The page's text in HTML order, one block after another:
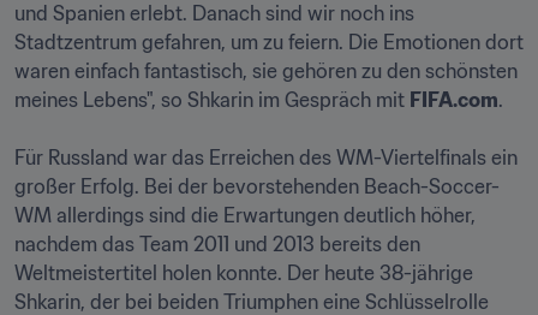
und Spanien erlebt. Danach sind wir noch ins
Stadtzentrum gefahren, um zu feiern. Die Emotionen dort
waren einfach fantastisch, sie gehören zu den schönsten
meines Lebens", so Shkarin im Gespräch mit FIFA.com.
Für Russland war das Erreichen des WM-Viertelfinals ein
großer Erfolg. Bei der bevorstehenden Beach-Soccer-
WM allerdings sind die Erwartungen deutlich höher,
nachdem das Team 2011 und 2013 bereits den
Weltmeistertitel holen konnte. Der heute 38-jährige
Shkarin, der bei beiden Triumphen eine Schlüsselrolle